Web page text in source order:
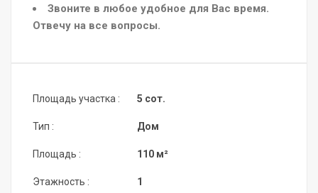
Звоните в любое удобное для Вас время.
Отвечу на все вопросы.
Площадь участка :
Тип :
Площадь :
Этажность :
5 сот.
Дом
110 м²
1